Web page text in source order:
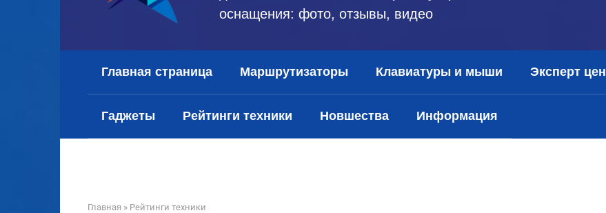
оснащения: фото, отзывы, видео
Главная страница Маршрутизаторы Клавиатуры и мыши Эксперт цен
Гаджеты Рейтинги техники Новшества Информация
Главная » Рейтинги техники